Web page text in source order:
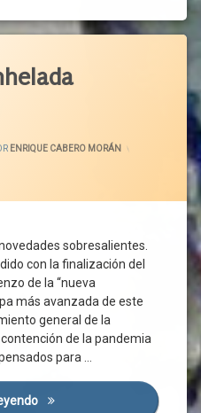
29 JUNIO 2020
ENRIQUE CABERO MORÁN
sobresalientes.
con la finalización del
de la “nueva
más avanzada de este
general de la
de la pandemia
para …
Pacto Por La Anhelada